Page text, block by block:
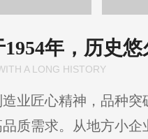
年，历史悠
A LONG HISTORY
业匠心精神，品种
质需求。从地方小